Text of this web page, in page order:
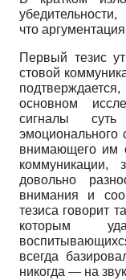
убедительности,
что
Первый тезис
стовой
основном
сигналы
эмоционального
внимающего им
довольно
внимания и
тезиса говорит
которым
всегда
никогда — на